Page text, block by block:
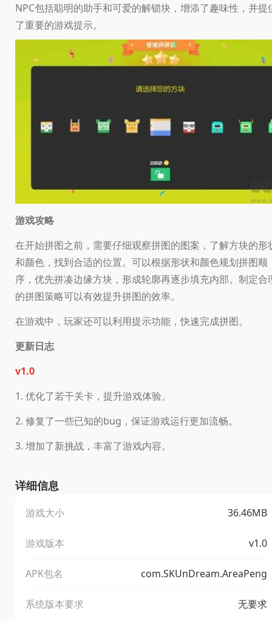
NPC包括聪明的助手和可爱的解锁块，增添了趣味性，并提
了重要的游戏提示。
游戏攻略
在开始拼图之前，需要仔细观察拼图的图案，了解方块的形
和颜色，找到合适的位置。可以根据形状和颜色规划拼图顺
序，优先拼凑边缘方块，形成轮廓再逐步填充内部。制定合
的拼图策略可以有效提升拼图的效率。
在游戏中，玩家还可以利用提示功能，快速完成拼图。
更新日志
v1.0
1. 优化了若干关卡，提升游戏体验。
2. 修复了一些已知的bug，保证游戏运行更加流畅。
3. 增加了新挑战，丰富了游戏内容。
详细信息
游戏大小 36.46MB
游戏版本 v1.0
APK包名 com.SKUnDream.AreaPeng
系统版本要求 无要求